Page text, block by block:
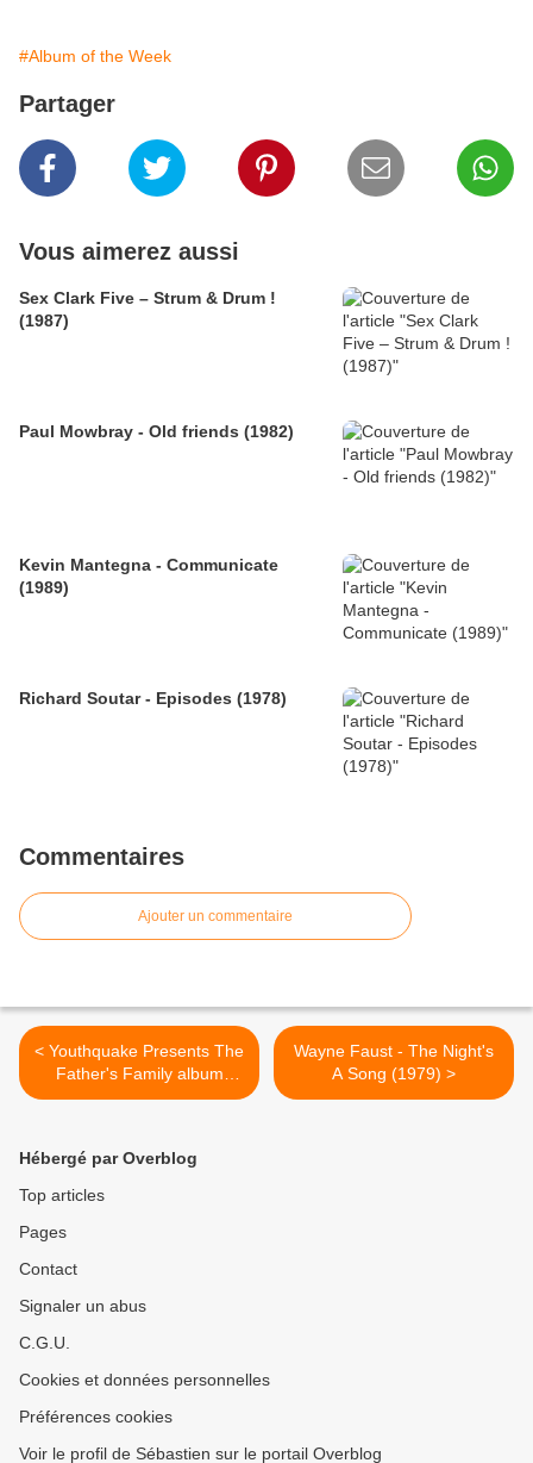
#Album of the Week
Partager
Vous aimerez aussi
Sex Clark Five ‎– Strum & Drum !
(1987)
Paul Mowbray - Old friends (1982)
Kevin Mantegna - Communicate
(1989)
Richard Soutar - Episodes (1978)
Commentaires
Ajouter un commentaire
< Youthquake Presents The
Father's Family album
(197x)
Wayne Faust - The Night's
A Song (1979) >
Hébergé par Overblog
Top articles
Pages
Contact
Signaler un abus
C.G.U.
Cookies et données personnelles
Préférences cookies
Voir le profil de Sébastien sur le portail Overblog